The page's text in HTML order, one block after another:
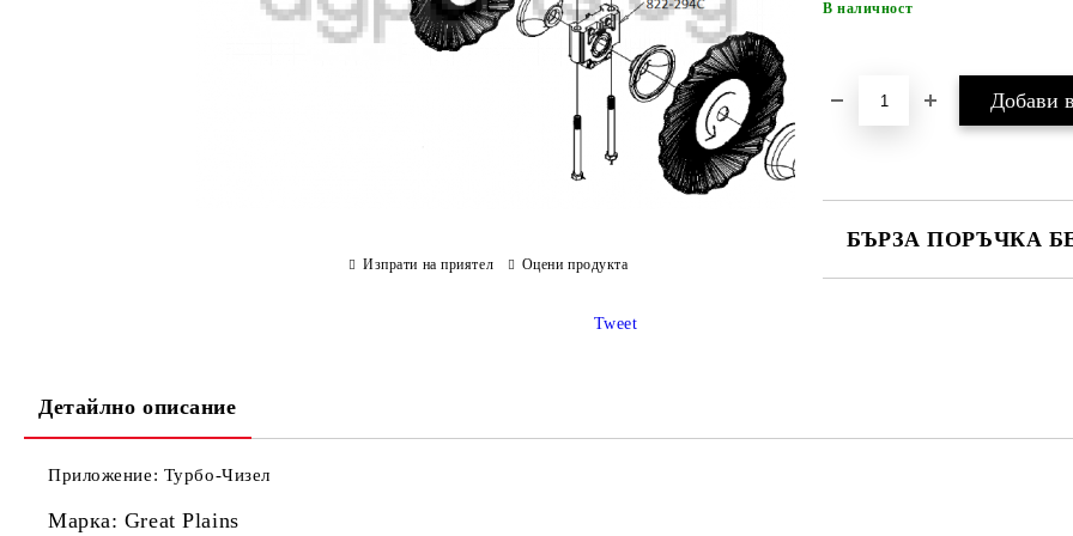
В наличност
БЪРЗА ПОРЪЧКА
Изпрати на приятел Оцени продукта
Tweet
Детайлно описание
Приложение: Турбо-Чизел
Марка: Great Plains